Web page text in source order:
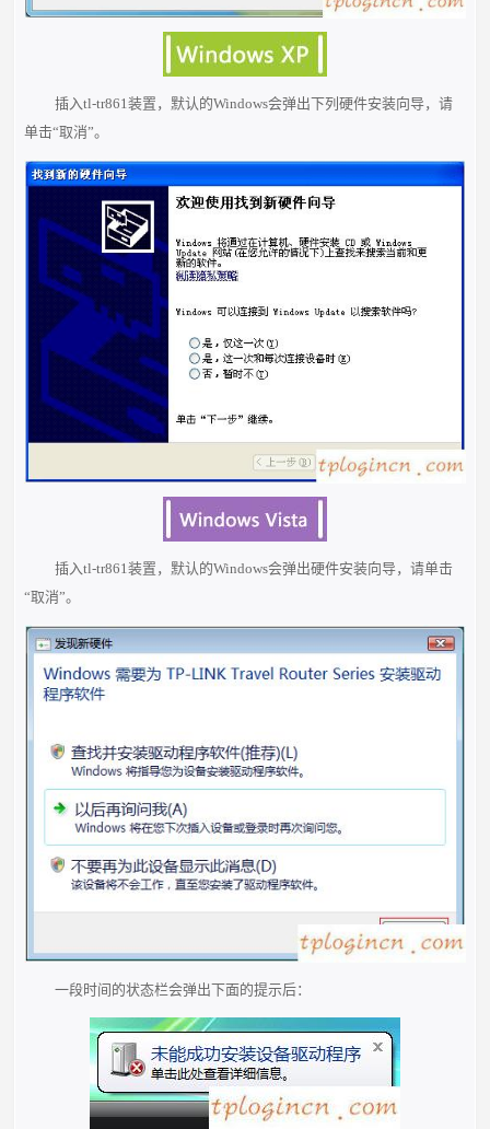
插入tl-tr861装置，默认的Windows会弹出下列硬件安装向导，请
单击“取消”。
插入tl-tr861装置，默认的Windows会弹出硬件安装向导，请单击
“取消”。
一段时间的状态栏会弹出下面的提示后：